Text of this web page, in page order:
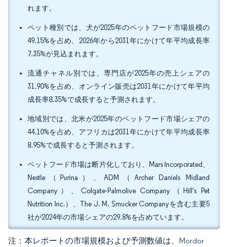
れます。
ペット種別では、犬が2025年のペットフード市場規模の
49.15%を占め、2026年から2031年にかけて年平均成長率
7.35%が見込まれます。
流通チャネル別では、専門店が2025年の売上シェアの
31.90%を占め、オンライン販売は2031年にかけて年平均
成長率8.35%で成長すると予測されます。
地域別では、北米が2025年のペットフード市場シェアの
44.10%を占め、アフリカは2031年にかけて年平均成長率
8.95%で成長すると予測されます。
ペットフード市場は断片化しており、Mars Incorporated、
Nestle（Purina）、ADM（Archer Daniels Midland
Company）、Colgate-Palmolive Company（Hill's Pet
Nutrition Inc.）、The J. M. Smucker Companyを含む主要5
社が2024年の市場シェアの29.8%を占めています。
注：本レポートの市場規模および予測数値は、Mordor